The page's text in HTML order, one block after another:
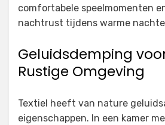
comfortabele speelmomenten
nachtrust tijdens warme
Geluidsdemping
Rustige Omgeving
Textiel heeft van nature
eigenschappen. In een kamer